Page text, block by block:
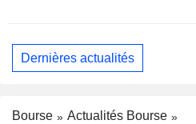
Dernières actualités
Bourse
Actualités Bourse